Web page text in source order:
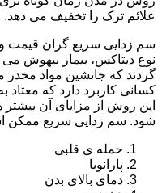
علائم ترک را تخفیف می دهد.
سم زدایی سریع گران قیمت
نوع دیتاکس، بیمار بیهوش
گردند که جانشین مواد
کسانی کاربرد دارد که
این روش از مزایای آن بیشتر
شود. سم زدایی سریع ممکن
حمله ی قلبی
پارانویا
دمای بالای بدن